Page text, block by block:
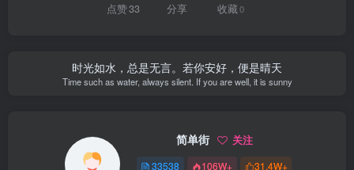
点赞33 分享 收藏0
时光如水，总是无言。若你安好，便是晴天
Time such as water, always silent. If you are well, it is sunny
简单街 关注
33538 106W+ 31.4W+